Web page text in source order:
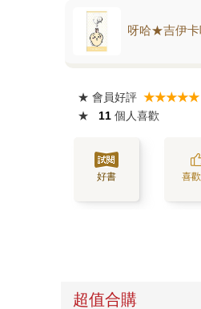
呀哈★吉伊卡
★ 會員好評 ★★★★★
★
11 個人喜歡
好書 喜
超值合購